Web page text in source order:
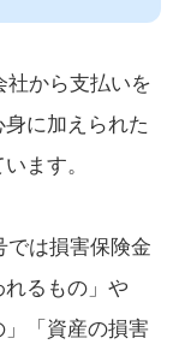
社から支払いを
に加えられた
ます。
では損害保険金
るもの」や
」「資産の損害